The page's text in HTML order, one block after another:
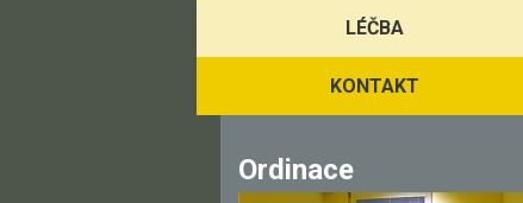
LÉČBA
KONTAKT
Ordinace